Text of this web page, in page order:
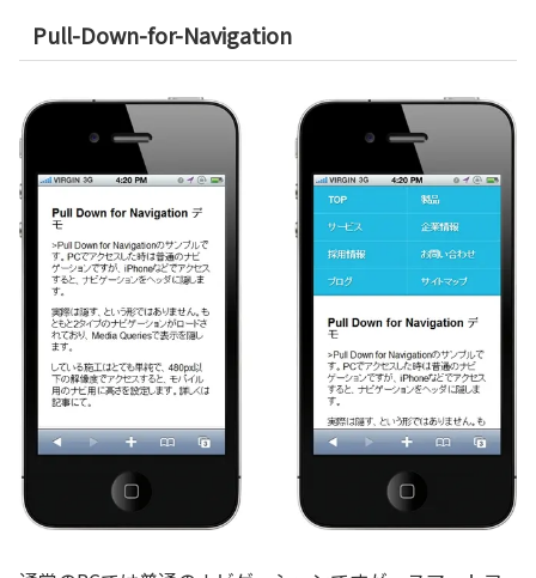
Pull-Down-for-Navigation